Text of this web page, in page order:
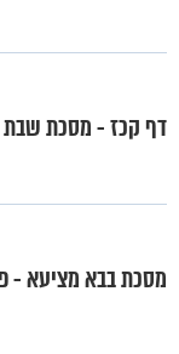
דף קכז - מסכת שבת
מסכת בבא מציעא -